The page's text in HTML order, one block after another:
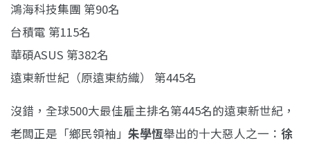
鴻海科技集團 第90名
台積電 第115名
華碩ASUS 第382名
遠東新世紀（原遠東紡織） 第445名
沒錯，全球500大最佳雇主排名第445名的遠東新世紀，
老闆正是「鄉民領袖」 朱學恆舉出的十大惡人之一： 徐